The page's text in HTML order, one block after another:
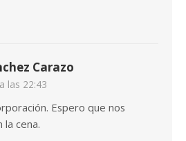
Carazo
las 22:43
Espero que nos
la cena.